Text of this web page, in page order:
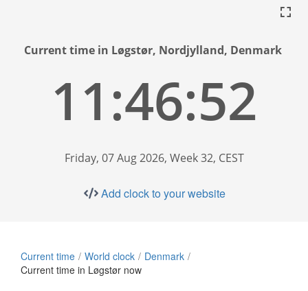
Current time in Løgstør, Nordjylland, Denmark
11:46:53
Friday, 07 Aug 2026, Week 32, CEST
Add clock to your website
Current time World clock
Denmark
Current time in Løgstør now